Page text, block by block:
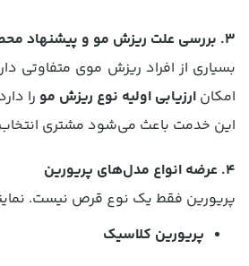
3. بررسی علت ریزش مو و پیشنهاد محصول مناسب
بسیاری از افراد ریزش موی متفاوتی
امکان ارزیابی اولیه نوع ریزش مو را
این خدمت باعث می‌شود مشتری
4. عرضه انواع مدل‌های پریورین
پریورین فقط یک نوع قرص نیست.
پریورین کلاسیک